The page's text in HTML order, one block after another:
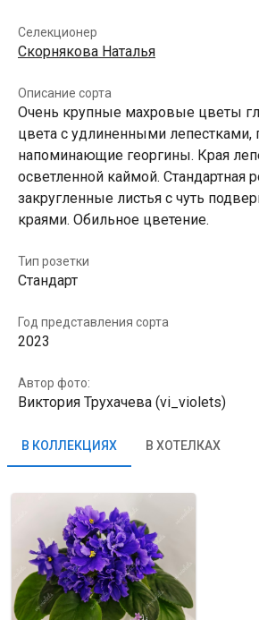
Селекционер
Скорнякова Наталья
Описание сорта
Очень крупные махровые цветы
цвета с удлиненными
напоминающие георгины. Края
осветленной каймой. Стандартная
закругленные листья с чуть
краями. Обильное цветение.
Тип розетки
Стандарт
Год представления сорта
2023
Автор фото:
Виктория Трухачева (vi_violets)
В КОЛЛЕКЦИЯХ В ХОТЕЛКАХ